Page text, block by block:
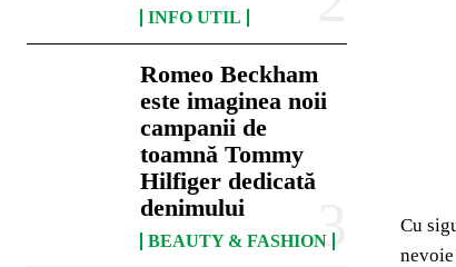
INFO UTIL
Romeo Beckham
este imaginea noii
campanii de
toamnă Tommy
Hilfiger dedicată
denimului
BEAUTY & FASHION
Cu